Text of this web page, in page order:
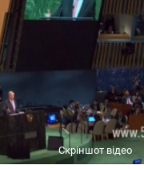
Скріншот відео